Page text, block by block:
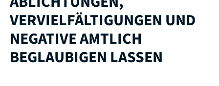
VERVIELFÄLTIGUNGEN UND
NEGATIVE AMTLICH
BEGLAUBIGEN LASSEN